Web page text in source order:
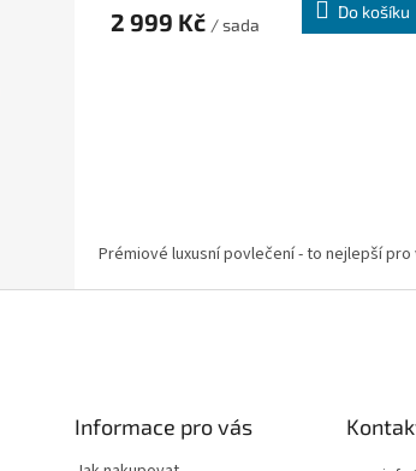
2 999 Kč / sada
Do košíku
Prémiové luxusní povlečení - to nejlepší
Informace pro vás